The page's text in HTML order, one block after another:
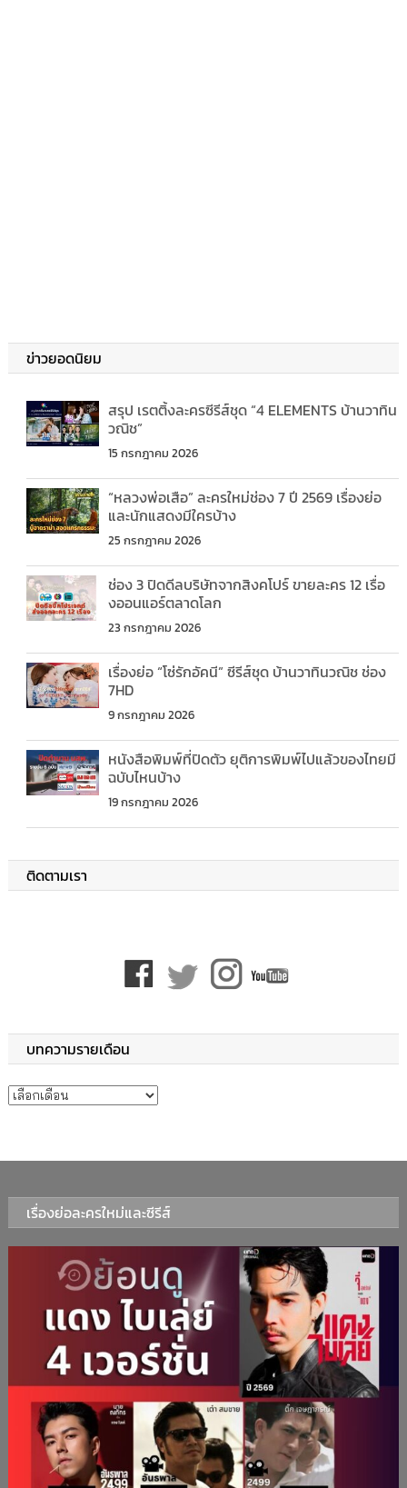
ข่าวยอดนิยม
สรุป เรตติ้งละครซีรีส์ชุด “4 ELEMENTS บ้านวาทิน
วณิช”
15 กรกฎาคม 2026
“หลวงพ่อเสือ” ละครใหม่ช่อง 7 ปี 2569 เรื่องย่อ
และนักแสดงมีใครบ้าง
25 กรกฎาคม 2026
ช่อง 3 ปิดดีลบริษัทจากสิงคโปร์ ขายละคร 12 เรื่อ
งออนแอร์ตลาดโลก
23 กรกฎาคม 2026
เรื่องย่อ “โซ่รักอัคนี” ซีรีส์ชุด บ้านวาทินวณิช ช่อง
7HD
9 กรกฎาคม 2026
หนังสือพิมพ์ที่ปิดตัว ยุติการพิมพ์ไปแล้วของไทยมี
ฉบับไหนบ้าง
19 กรกฎาคม 2026
ติดตามเรา
บทความรายเดือน
บทความรายเดือน
เรื่องย่อละครใหม่และซีรีส์